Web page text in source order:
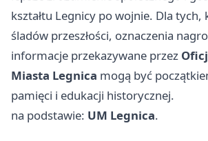
kształtu Legnicy po wojnie. Dla tych,
śladów przeszłości, oznaczenia
informacje przekazywane przez
Miasta Legnica mogą być
pamięci i edukacji historycznej.
na podstawie: UM Legnica.